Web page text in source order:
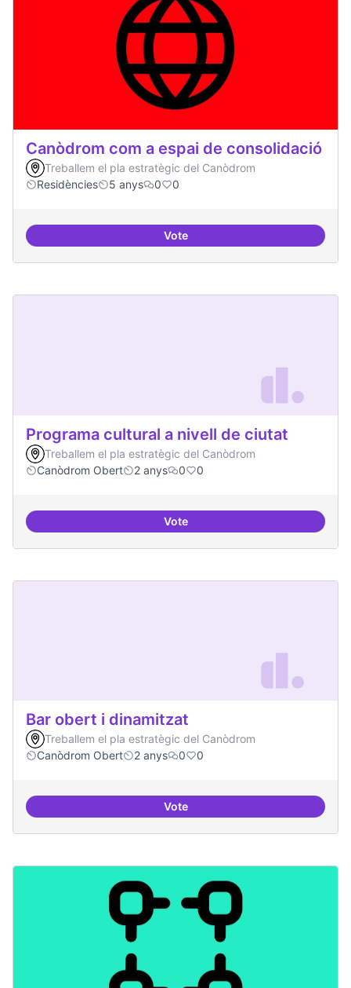
Canòdrom com a espai de consolidació
Treballem el pla estratègic del Canòdrom
Residències
5 anys 0 0
VoteCanòdrom com a espai de
Programa cultural a nivell de ciutat
Treballem el pla estratègic del Canòdrom
Canòdrom Obert
2 anys 0 0
VotePrograma cultural a nivell de
Bar obert i dinamitzat
Treballem el pla estratègic del Canòdrom
Canòdrom Obert
2 anys 0 0
VoteBar obert i dinamitzat